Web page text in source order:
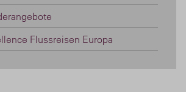
Flussreisen Europa